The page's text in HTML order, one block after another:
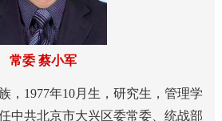
常委 蔡小军
1977年10月生，研究生，管理学
中共北京市大兴区委常委、统战部